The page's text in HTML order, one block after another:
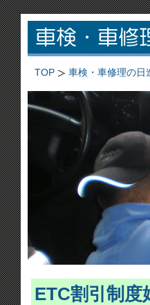
TOP 車検・車修理の日
ETC割引制度